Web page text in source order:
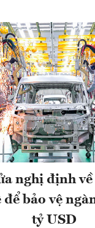
nghị định về
để bảo vệ
tỷ USD